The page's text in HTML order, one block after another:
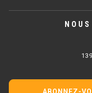
PLAQUE 600
PLAQUE 650